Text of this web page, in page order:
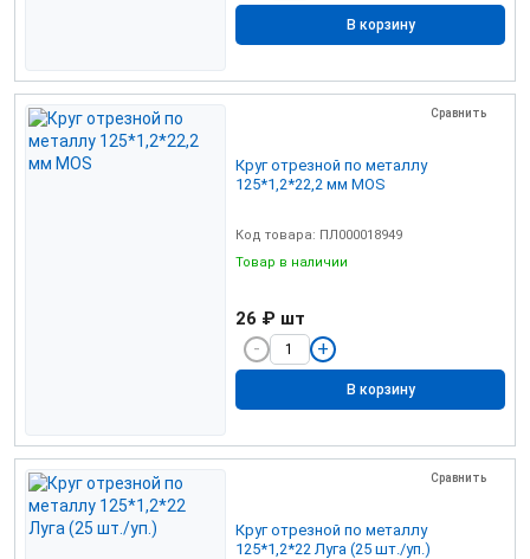
В корзину
Сравнить
Круг отрезной по металлу
125*1,2*22,2 мм MOS
Код товара: ПЛ000018949
Товар в наличии
26 ₽ шт
В корзину
Сравнить
Круг отрезной по металлу
125*1,2*22 Луга (25 шт./уп.)